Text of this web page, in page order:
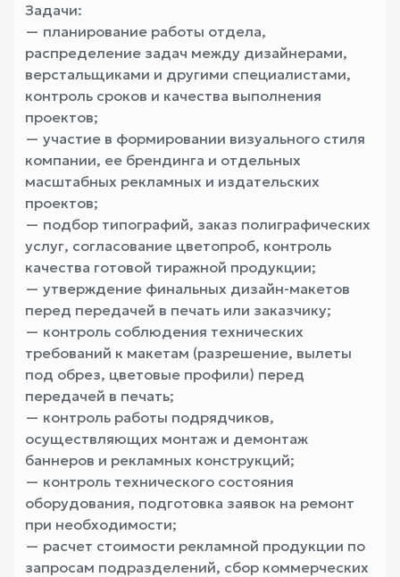
Задачи:
— планирование работы отдела,
распределение задач между дизайнерами,
верстальщиками и другими специалистами,
контроль сроков и качества выполнения
проектов;
— участие в формировании визуального стиля
компании, ее брендинга и отдельных
масштабных рекламных и издательских
проектов;
— подбор типографий, заказ полиграфических
услуг, согласование цветопроб, контроль
качества готовой тиражной продукции;
— утверждение финальных дизайн-макетов
перед передачей в печать или заказчику;
— контроль соблюдения технических
требований к макетам (разрешение, вылеты
под обрез, цветовые профили) перед
передачей в печать;
— контроль работы подрядчиков,
осуществляющих монтаж и демонтаж
баннеров и рекламных конструкций;
— контроль технического состояния
оборудования, подготовка заявок на ремонт
при необходимости;
— расчет стоимости рекламной продукции по
запросам подразделений, сбор коммерческих